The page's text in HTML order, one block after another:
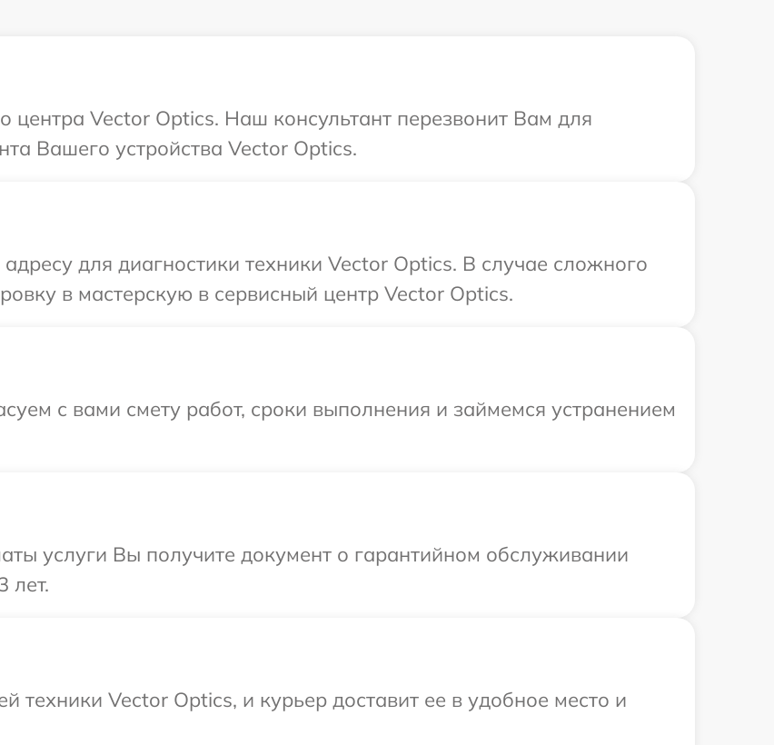
центра Vector Optics. Наш консультант перезвонит Вам для
Вашего устройства Vector Optics.
для диагностики техники Vector Optics. В случае сложного
в мастерскую в сервисный центр Vector Optics.
с вами смету работ, сроки выполнения и займемся устранением
услуги Вы получите документ о гарантийном обслуживании
лет.
Vector Optics, и курьер доставит ее в удобное место и